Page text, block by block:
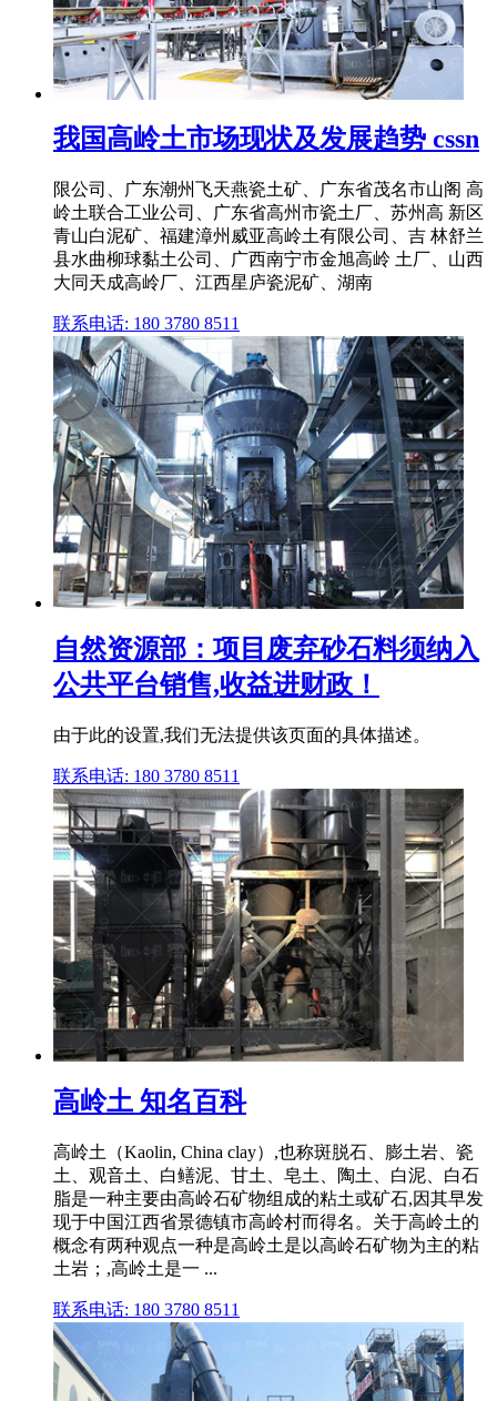
我国高岭土市场现状及发展趋势 cssn
限公司、广东潮州飞天燕瓷土矿、广东省茂名市山阁 高
岭土联合工业公司、广东省高州市瓷土厂、苏州高 新区
青山白泥矿、福建漳州威亚高岭土有限公司、吉 林舒兰
县水曲柳球黏土公司、广西南宁市金旭高岭 土厂、山西
大同天成高岭厂、江西星庐瓷泥矿、湖南
联系电话: 180 3780 8511
自然资源部：项目废弃砂石料须纳入
公共平台销售,收益进财政！
由于此的设置,我们无法提供该页面的具体描述。
联系电话: 180 3780 8511
高岭土 知名百科
高岭土（Kaolin, China clay）,也称斑脱石、膨土岩、瓷
土、观音土、白鳝泥、甘土、皂土、陶土、白泥、白石
脂是一种主要由高岭石矿物组成的粘土或矿石,因其早发
现于中国江西省景德镇市高岭村而得名。关于高岭土的
概念有两种观点一种是高岭土是以高岭石矿物为主的粘
土岩；,高岭土是一 ...
联系电话: 180 3780 8511